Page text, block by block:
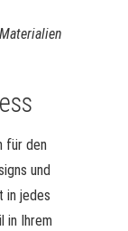
für den
und
in jedes
in Ihrem